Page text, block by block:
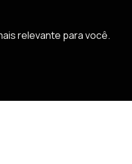
relevante para você.